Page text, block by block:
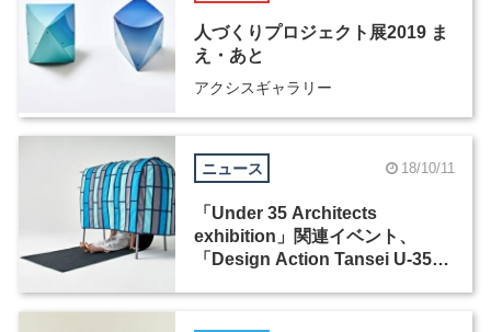
人づくりプロジェクト展2019 ま
え・あと
アクシスギャラリー
ニュース 18/10/11
「Under 35 Architects
exhibition」関連イベント、
「Design Action Tansei U-35」